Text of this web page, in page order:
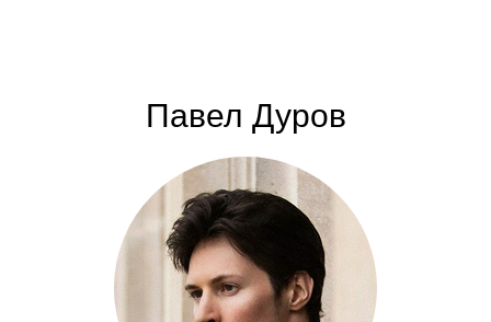
Павел Дуров